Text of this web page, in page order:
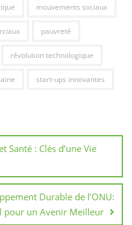
mouvements sociaux
pauvreté
révolution technologique
start-ups innovantes
Santé : Clés d’une Vie
Durable de l’ONU:
pour un Avenir Meilleur